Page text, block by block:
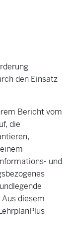
den Einsatz
Bericht vom
die
und
diesem